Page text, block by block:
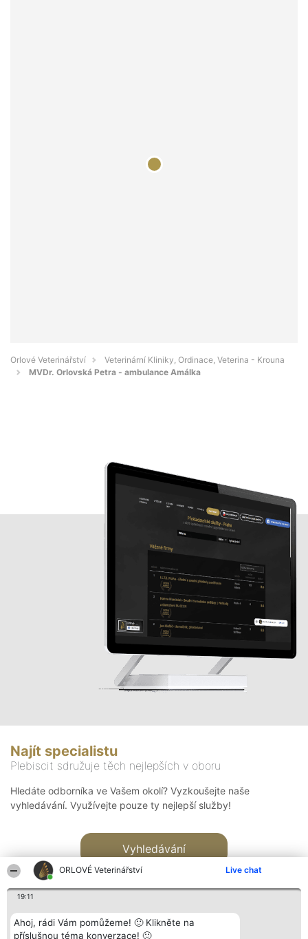
ORLOVÉ Veterinářství Live chat
19:11
Ahoj, rádi Vám pomůžeme! 🙂 Klikněte na
příslušnou téma konverzace! 🙂
Orlové Veterinářství
Veterinární Kliniky, Ordinace, Veterina - Krouna
MVDr. Orlovská Petra - ambulance Amálka
Najít specialistu
Plebiscit sdružuje těch nejlepších v oboru
Hledáte odborníka ve Vašem okolí? Vyzkoušejte naše
vyhledávání. Využívejte pouze ty nejlepší služby!
Vyhledávání